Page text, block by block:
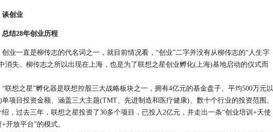
创业
28年创业历程
一直是柳传志的代名词之一，就目前情况看，“创业”二字并没有从柳传志的“人生字
消失。柳传志之所以出现在上海，也是为了联想之星创业孵化(上海)基地启动的仪式而
想之星”孵化器是联想控股三大战略板块之一，拥有4亿元的基金盘子、平均500万元以
单项目投资金额、涵盖三大主题(TMT、先进制造和医疗健康)、数十个行业的投资范围。
绍，过去三年，联想之星投资了30多个项目，已投入2亿元，并走出一条“创业培训+天使
开放平台”的模式。